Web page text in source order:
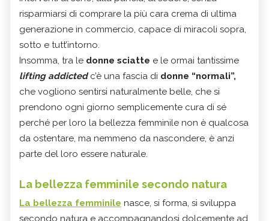
risparmiarsi di comprare la più cara crema di ultima
generazione in commercio, capace di miracoli sopra,
sotto e tutt’intorno.
Insomma, tra le donne sciatte e le ormai tantissime
lifting addictedc’è una fascia di donne “normali”,
che vogliono sentirsi naturalmente belle, che si
prendono ogni giorno semplicemente cura di sé
perché per loro la bellezza femminile non è qualcosa
da ostentare, ma nemmeno da nascondere, è anzi
parte del loro essere naturale.
La bellezza femminile secondo natura
La bellezza femminile nasce, si forma, si sviluppa